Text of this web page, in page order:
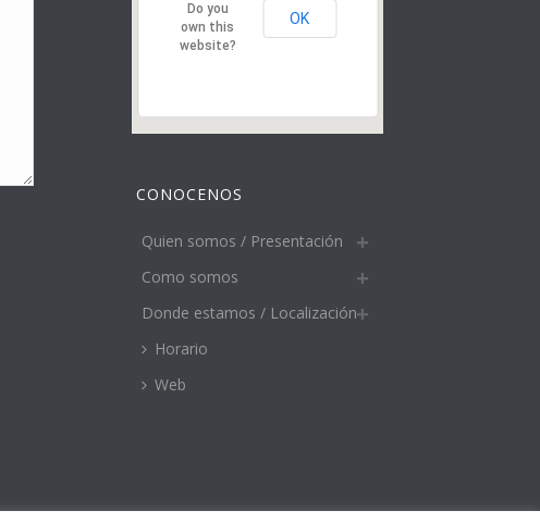
Do you
own this
website?
OK
CONOCENOS
Quien somos / Presentación
Como somos
Donde estamos / Localización
Horario
Web